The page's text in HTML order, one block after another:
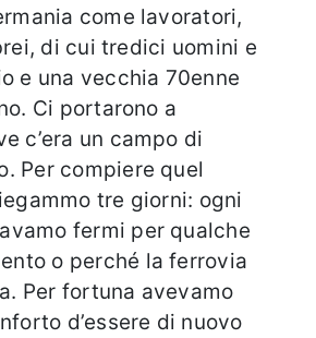
come lavoratori,
di cui tredici uomini e
e una vecchia 70enne
Ci portarono a
c’era un campo di
Per compiere quel
tre giorni: ogni
fermi per qualche
o perché la ferrovia
Per fortuna avevamo
d’essere di nuovo